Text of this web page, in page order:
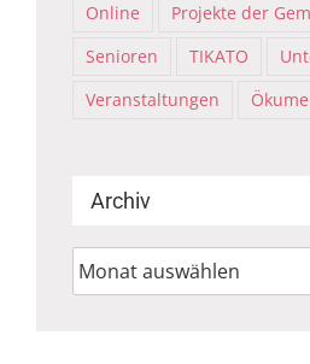
Online
Projekte der
Senioren
TIKATO
Veranstaltungen
Archiv
Archiv